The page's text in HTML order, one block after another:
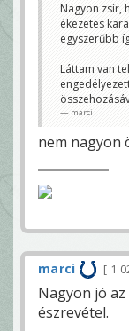
Nagyon zsír,
ékezetes
egyszerűbb
Láttam van
marci
nem nagyon
marci 1
Nagyon jó
észrevétel.